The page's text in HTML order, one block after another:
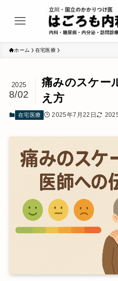
ホーム 在宅医療
痛みのスケー
え方
2025
8/02
在宅医療 2025年7月22日